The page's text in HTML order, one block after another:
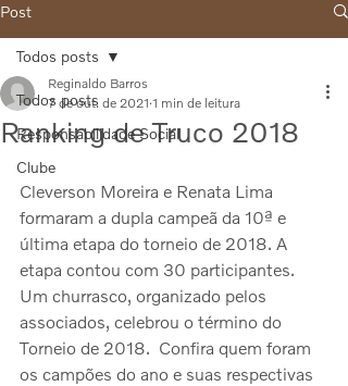
Post
Todos posts
Responsabilidade Social
Clube
Todos posts
Ranking de Truco 2018
Reginaldo Barros
7 de out. de 2021 1 min de leitura
Cleverson Moreira e Renata Lima
formaram a dupla campeã da 10ª e
última etapa do torneio de 2018. A
etapa contou com 30 participantes.
Um churrasco, organizado pelos
associados, celebrou o término do
Torneio de 2018.  Confira quem foram
os campões do ano e suas respectivas